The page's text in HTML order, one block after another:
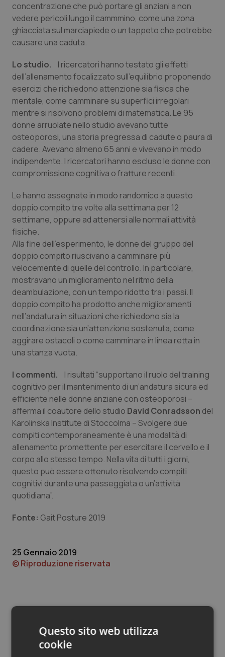
Campania
Emilia-Romagna
Friuli Venezia Giulia
Lazio
Liguria
Lombardia
Marche
Molise
Piemonte
Provincia Autonoma di Bolzano
Provincia Autonoma di Trento
Puglia
Sardegna
Sicilia
Toscana
Umbria
Valle D’Aosta
Veneto
Car-T
Colesterolo & coronaropatie
Dermatite Atopica
Diabete & glucometri
Disturbi dell’umore
Dolore
Donna & Salute
Epatiti
HIV
Infezioni & Febbre
Ipertensione & Scompenso
Malattie rare
Malattia di Crohn & Rettocolite Ulcerosa
Neuroscienze & patologie neurodegenerative
Obesità
Oftalmologia
Oncodermatologia
Oncoematologia
Oncologia & Nutrizione
Psoriasi & pelle
Quotidiano Chirurgia
Rene & patologie urogenitali
concentrazione che può portare gli anziani a non
vedere pericoli lungo il cammmino, come una zona
ghiacciata sul marciapiede o un tappeto che potrebbe
causare una caduta.
Lo studio. I ricercatori hanno testato gli effetti
dell’allenamento focalizzato sull’equilibrio proponendo
esercizi che richiedono attenzione sia fisica che
mentale, come camminare su superfici irregolari
mentre si risolvono problemi di matematica. Le 95
donne arruolate nello studio avevano tutte
osteoporosi, una storia pregressa di cadute o paura di
cadere. Avevano almeno 65 anni e vivevano in modo
indipendente. I ricercatori hanno escluso le donne con
compromissione cognitiva o fratture recenti.
Le hanno assegnate in modo randomico a questo
doppio compito tre volte alla settimana per 12
settimane, oppure ad attenersi alle normali attività
fisiche.
Alla fine dell’esperimento, le donne del gruppo del
doppio compito riuscivano a camminare più
velocemente di quelle del controllo. In particolare,
mostravano un miglioramento nel ritmo della
deambulazione, con un tempo ridotto tra i passi. Il
doppio compito ha prodotto anche miglioramenti
nell’andatura in situazioni che richiedono sia la
coordinazione sia un’attenzione sostenuta, come
aggirare ostacoli o come camminare in linea retta in
una stanza vuota.
I commenti. I risultati “supportano il ruolo del training
cognitivo per il mantenimento di un’andatura sicura ed
efficiente nelle donne anziane con osteoporosi –
afferma il coautore dello studio David Conradsson del
Karolinska Institute di Stoccolma – Svolgere due
compiti contemporaneamente è una modalità di
allenamento promettente per esercitare il cervello e il
corpo allo stesso tempo. Nella vita di tutti i giorni,
questo può essere ottenuto risolvendo compiti
cognitivi durante una passeggiata o un’attività
quotidiana”.
Fonte: Gait Posture 2019
25 Gennaio 2019
© Riproduzione riservata
Potrebbe interessarti in
Questo sito web utilizza
cookie